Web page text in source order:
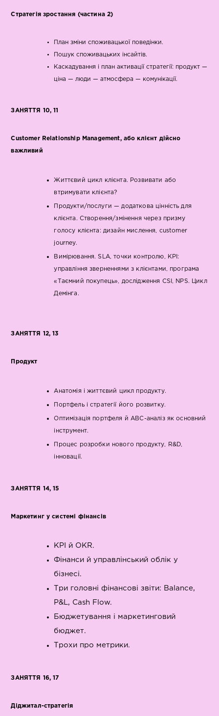
Стратегія зростання (частина 2)
План зміни споживацької поведінки.
Пошук споживацьких інсайтів.
Каскадування і план активації стратегії: продукт —
ціна — люди — атмосфера — комунікації.
ЗАНЯТТЯ 10, 11
Customer Relationship Management, або клієнт дійсно
важливий
Життєвий цикл клієнта. Розвивати або
втримувати клієнта?
Продукти/послуги — додаткова цінність для
клієнта. Створення/змінення через призму
голосу клієнта: дизайн мислення, customer
journey.
Вимірювання. SLA, точки контролю, KPI:
управління зверненнями з клієнтами, програма
«Таємний покупець», дослідження CSI, NPS. Цикл
Демінга.
ЗАНЯТТЯ 12, 13
Продукт
Анатомія і життєвий цикл продукту.
Портфель і стратегії його розвитку.
Оптимізація портфеля й АВС-аналіз як основний
інструмент.
Процес розробки нового продукту, R&D,
інновації.
ЗАНЯТТЯ 14, 15
Маркетинг у системі фінансів
KPI й OKR.
Фінанси й управлінський облік у
бізнесі.
Три головні фінансові звіти: Balance,
P&L, Cash Flow.
Бюджетування і маркетинговий
бюджет.
Трохи про метрики.
ЗАНЯТТЯ 16, 17
Діджитал-стратегія